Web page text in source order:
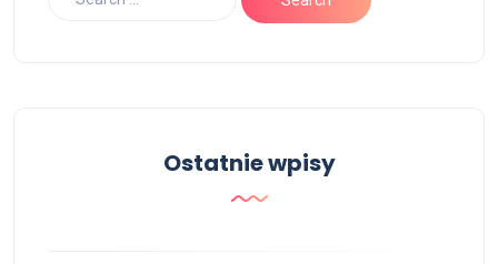
Ostatnie wpisy